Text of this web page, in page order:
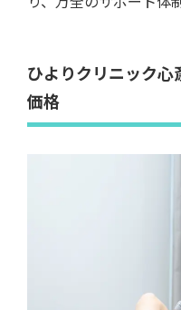
ェントルマックスプロ